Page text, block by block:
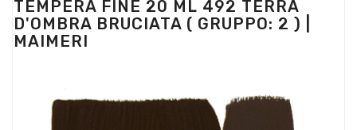
TEMPERA FINE 20 ML 492 TERRA
D'OMBRA BRUCIATA ( GRUPPO: 2 ) |
MAIMERI